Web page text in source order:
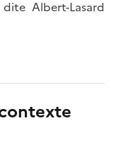
Albert-Lasard